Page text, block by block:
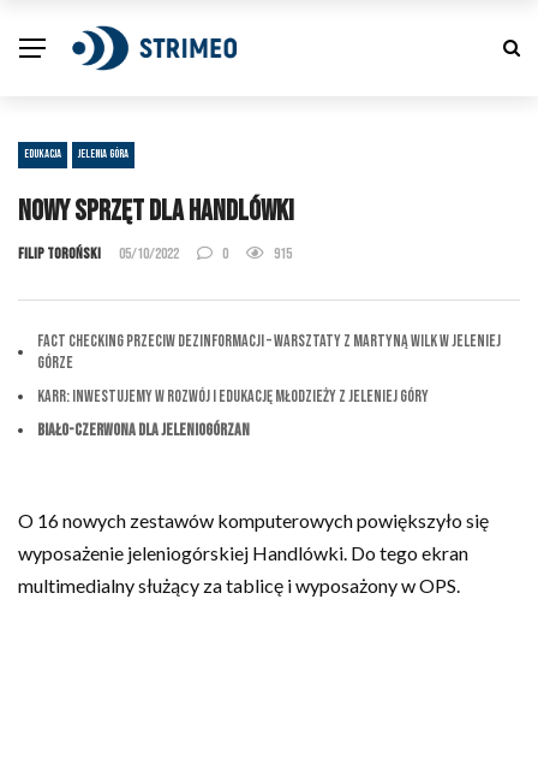
EDUKACJA JELENIA GÓRA
Nowy sprzęt dla handlówki
Filip Toroński 05/10/2022 0 915
Fact checking przeciw dezinformacji – warsztaty z Martyną Wilk w Jeleniej
Górze
KARR: Inwestujemy w Rozwój i Edukację Młodzieży z Jeleniej Góry
Biało-Czerwona dla Jeleniogórzan
O 16 nowych zestawów komputerowych powiększyło się
wyposażenie jeleniogórskiej Handlówki. Do tego ekran
multimedialny służący za tablicę i wyposażony w OPS.